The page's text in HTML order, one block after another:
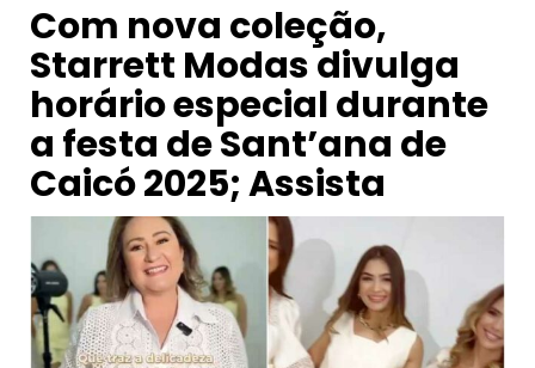
Com nova coleção,
Starrett Modas divulga
horário especial durante
a festa de Sant’ana de
Caicó 2025; Assista